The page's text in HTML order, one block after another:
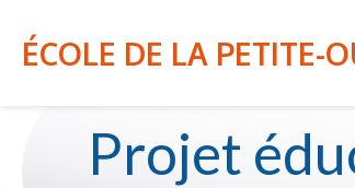
ÉCOLE DE LA PETITE-
NOTRE ÉCOLE
Projet